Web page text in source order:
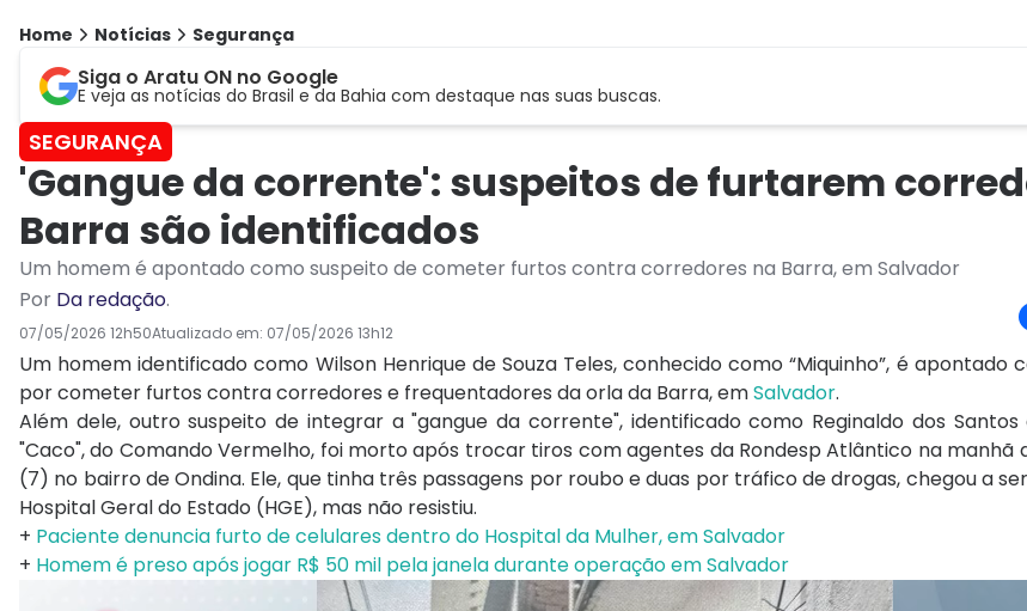
Home Notícias Segurança
Siga o Aratu ON no Google
E veja as notícias do Brasil e da Bahia com destaque nas suas buscas.
SEGURANÇA
'Gangue da corrente': suspeitos de furtarem
Barra são identificados
Um homem é apontado como suspeito de cometer furtos contra corredores na Barra, em Salvador
Por Da redação.
07/05/2026 12h50Atualizado em: 07/05/2026 13h12
Um homem identificado como Wilson Henrique de Souza Teles, conhecido como “Miquinho”, é apontado
por cometer furtos contra corredores e frequentadores da orla da Barra, emSalvador.
Além dele, outro suspeito de integrar a "gangue da corrente", identificado como Reginaldo dos Santos
"Caco", do Comando Vermelho, foi morto após trocar tiros com agentes da Rondesp Atlântico na manhã
(7) no bairro de Ondina. Ele, que tinha três passagens por roubo e duas por tráfico de drogas, chegou a
Hospital Geral do Estado (HGE), mas não resistiu.
+ Paciente denuncia furto de celulares dentro do Hospital da Mulher, em Salvador
+ Homem é preso após jogar R$ 50 mil pela janela durante operação em Salvador